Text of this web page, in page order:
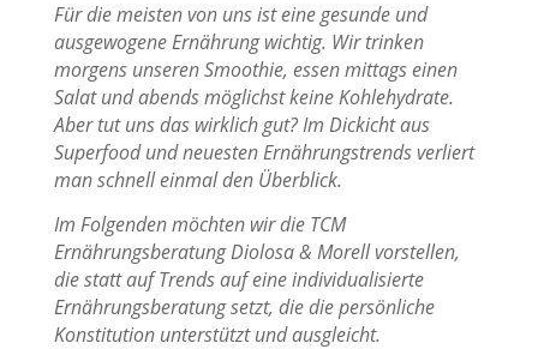
Für die meisten von uns ist eine gesunde und
ausgewogene Ernährung wichtig. Wir trinken
morgens unseren Smoothie, essen mittags einen
Salat und abends möglichst keine Kohlehydrate.
Aber tut uns das wirklich gut? Im Dickicht aus
Superfood und neuesten Ernährungstrends verliert
man schnell einmal den Überblick.
Im Folgenden möchten wir die TCM
Ernährungsberatung Diolosa & Morell vorstellen,
die statt auf Trends auf eine individualisierte
Ernährungsberatung setzt, die die persönliche
Konstitution unterstützt und ausgleicht.